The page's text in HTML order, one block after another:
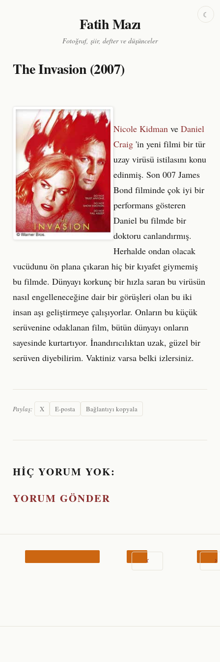
Fatih Mazı
Fotoğraf, şiir, defter ve düşünceler
The Invasion (2007)
Nicole Kidman ve Daniel
Craig 'in yeni filmi bir tür
uzay virüsü istilasını konu
edinmiş. Son 007 James
Bond filminde çok iyi bir
performans gösteren
Daniel bu filmde bir
doktoru canlandırmış.
Herhalde ondan olacak
vucüdunu ön plana çıkaran hiç bir kıyafet giymemiş
bu filmde. Dünyayı korkunç bir hızla saran bu virüsün
nasıl engelleneceğine dair bir görüşleri olan bu iki
insan aşı geliştirmeye çalışıyorlar. Onların bu küçük
serüvenine odaklanan film, bütün dünyayı onların
sayesinde kurtartıyor. İnandırıcılıktan uzak, güzel bir
serüven diyebilirim. Vaktiniz varsa belki izlersiniz.
Paylaş: X E-posta Bağlantıyı kopyala
HIÇ YORUM YOK:
YORUM GÖNDER
‹ ›
☾